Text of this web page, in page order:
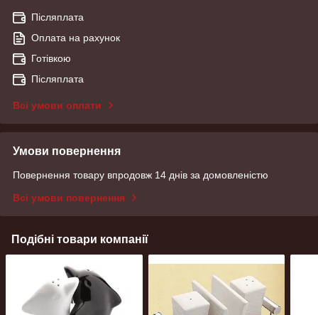
Післяплата
Оплата на рахунок
Готівкою
Післяплата
Всі умови оплати
Умови повернення
Повернення товару впродовж 14 днів за домовленістю
Всі умови повернення
Подібні товари компанії